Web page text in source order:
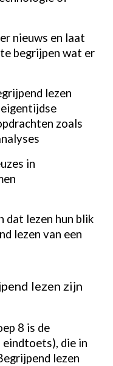
nieuws en laat
begrijpen wat er
lezen
zoals
in
dat lezen hun blik
lezen van een
lezen zijn
8 is de
eindtoets), die in
lezen